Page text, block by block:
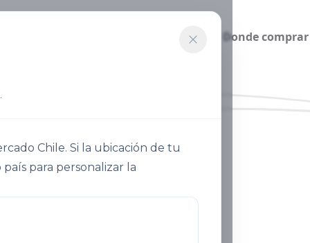
Chile. Si la ubicación de tu
para personalizar la
Sostenibilidad Donde comprar